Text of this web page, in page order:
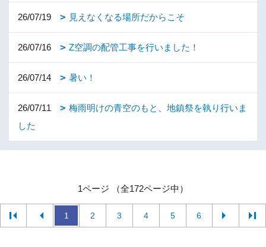
26/07/19 見えなくなる場所だからこそ
26/07/16 Z空調の配管工事を行いました！
26/07/14 暑い！
26/07/11
梅雨明けの青空のもと、地鎮祭を執り行いま
した
1ページ （全172ページ中）
1 2 3 4 5 6